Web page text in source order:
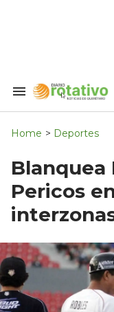
Search
Navigation
Home > Deportes
Blanquea
Pericos